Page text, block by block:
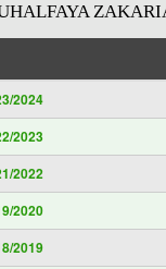
2024
2023
2022
2020
2019